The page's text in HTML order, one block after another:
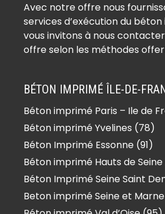
Béton imprimé
Béton imprimé
Béton imprimé Bailly
Béton imprimé
Béton imprimé
Guyonne (78490)
Béton imprimé
Béton imprimé
Béton imprimé
Béton imprimé Blaru
Béton imprimé
Avec notre offre nous
services d’exécution du béton
vous invitons à nous
offre selon les méthodes
BÉTON IMPRIMÉ ÎLE-DE-
Béton imprimé Paris – Ile de
Béton imprimé Yvelines (78)
Béton Imprimé Essonne (91)
Béton imprimé Hauts de
Béton Imprimé Seine Saint
Beton imprimé Seine et